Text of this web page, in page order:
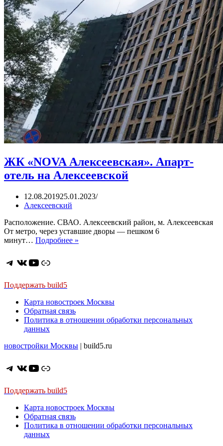
ЖК «NOVA Алексеевская». Апарт-
отель на Алексеевской
12.08.201925.01.2023
Алексеевский
Расположение. СВАО. Алексеевский район, м. Алексеевская
От метро, через уставшие дворы — пешком 6
минут… Подробнее »
Telegram
ВКонтакте
YouTube
Ссылка
Поддержать build5
Карта новостроек Москвы
Обратная связь
Политика в отношении обработки персональных
данных
новостройки Москвы | build5.ru
Telegram
ВКонтакте
YouTube
Ссылка
Поддержать build5
Карта новостроек Москвы
Обратная связь
Политика в отношении обработки персональных
данных